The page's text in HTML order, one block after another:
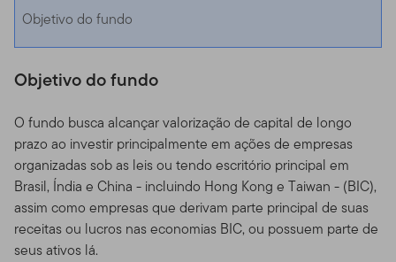
Objetivo do fundo
Objetivo do fundo
O fundo busca alcançar valorização de capital de longo
prazo ao investir principalmente em ações de empresas
organizadas sob as leis ou tendo escritório principal em
Brasil, Índia e China - incluindo Hong Kong e Taiwan - (BIC),
assim como empresas que derivam parte principal de suas
receitas ou lucros nas economias BIC, ou possuem parte de
seus ativos lá.